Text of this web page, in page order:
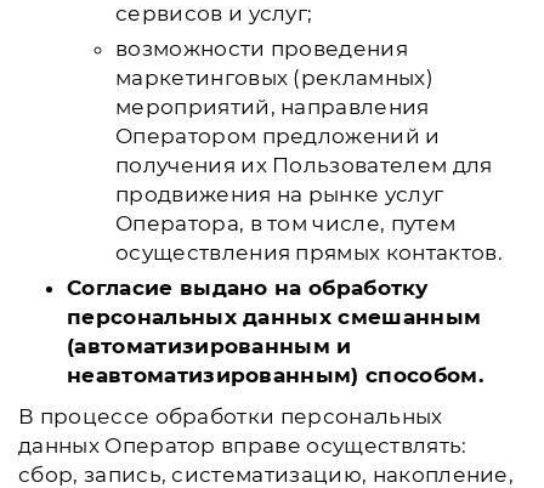
сервисов и услуг;
возможности проведения
маркетинговых (рекламных)
мероприятий, направления
Оператором предложений и
получения их Пользователем для
продвижения на рынке услуг
Оператора, в том числе, путем
осуществления прямых контактов.
Согласие выдано на обработку
персональных данных смешанным
(автоматизированным и
неавтоматизированным) способом.
В процессе обработки персональных
данных Оператор вправе осуществлять:
сбор, запись, систематизацию, накопление,